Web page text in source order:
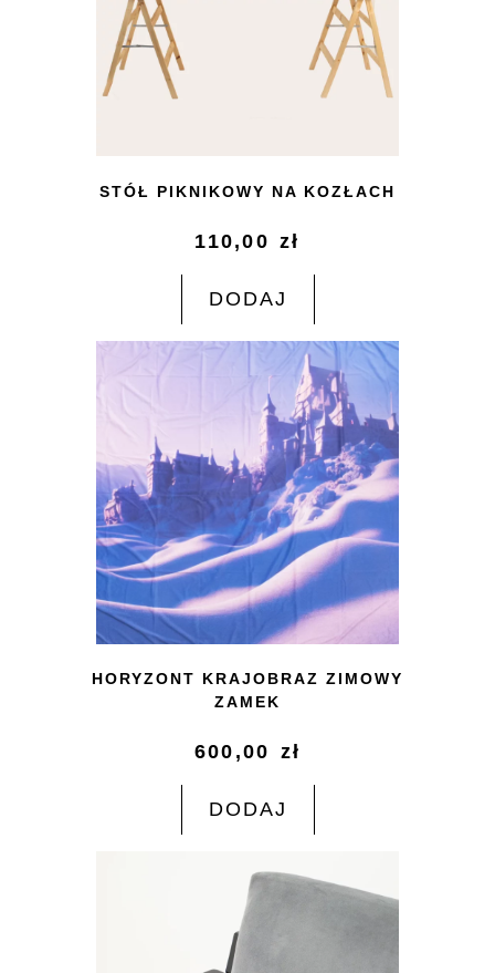
STÓŁ PIKNIKOWY NA KOZŁACH
110,00zł
DODAJ
HORYZONT KRAJOBRAZ ZIMOWY
ZAMEK
600,00 zł
DODAJ